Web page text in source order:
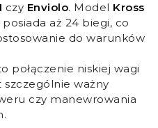
czy Enviolo. Model Kross
posiada aż 24 biegi, co
do warunków
połączenie niskiej wagi
szczególnie ważny
czy manewrowania